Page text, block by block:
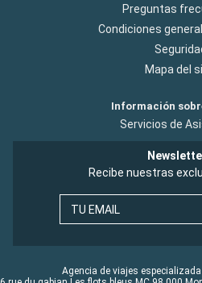
Preguntas
Condiciones
Mapa del
Información
Servicios de
Recibe nuestras
TU EMAIL
Agencia de viajes especializada